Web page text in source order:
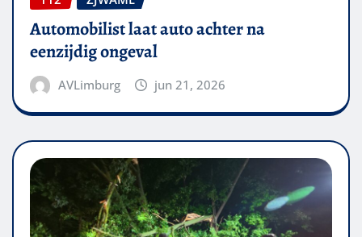
Automobilist laat auto achter na
eenzijdig ongeval
AVLimburg jun 21, 2026